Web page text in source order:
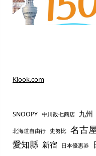
Klook.com
SNOOPY 中川政七商店 九州
北海道自由行 史努比 名古
愛知縣 新宿 日本優惠券